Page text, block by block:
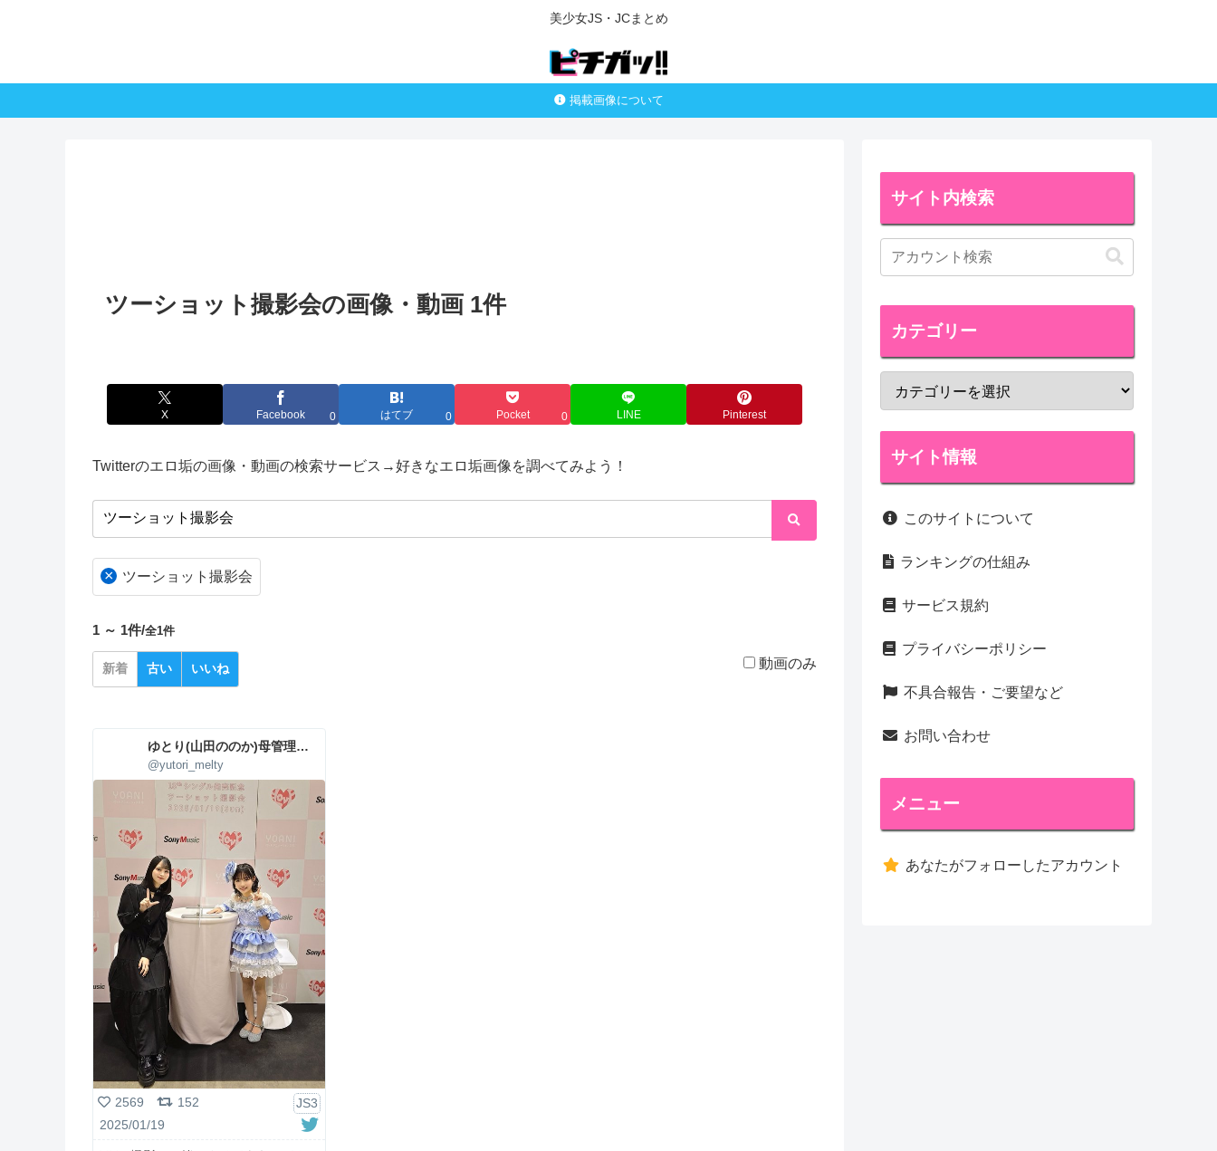
美少女JS・JCまとめ
掲載画像について
ツーショット撮影会の画像・動画 1件
X Facebook 0 はてブ 0 Pocket 0 LINE Pinterest
Twitterのエロ垢の画像・動画の検索サービス→好きなエロ垢画像を調べてみよう！
× ツーショット撮影会
1 ～ 1件/全1件
新着 古い いいね 動画のみ
ゆとり(山田ののか)母管理🩷💜
@yutori_melty
2569 152
JS3
2025/01/19
サイト内検索
カテゴリー
サイト情報
このサイトについて
ランキングの仕組み
サービス規約
プライバシーポリシー
不具合報告・ご要望など
お問い合わせ
メニュー
あなたがフォローしたアカウント